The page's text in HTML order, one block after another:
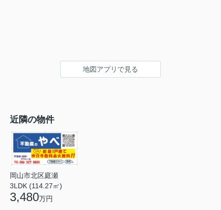
地図アプリで見る
近隣の物件
岡山市北区庭瀬
3LDK (114.27㎡)
3,480万円